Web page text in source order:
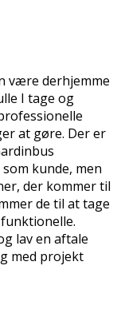
være derhjemme
I tage og
at gøre. Der er
kunde, men
der kommer til
de til at tage
lav en aftale
med projekt